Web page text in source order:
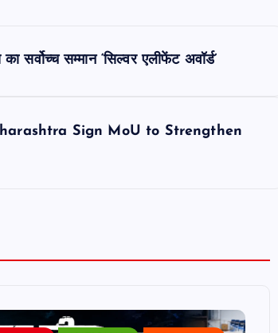
सम्मान ‘सिल्वर एलीफेंट अवॉर्ड’
Sign MoU to Strengthen